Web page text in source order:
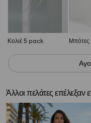
Κολιέ 5 pack
Άλλοι πελάτες επέλεξαν